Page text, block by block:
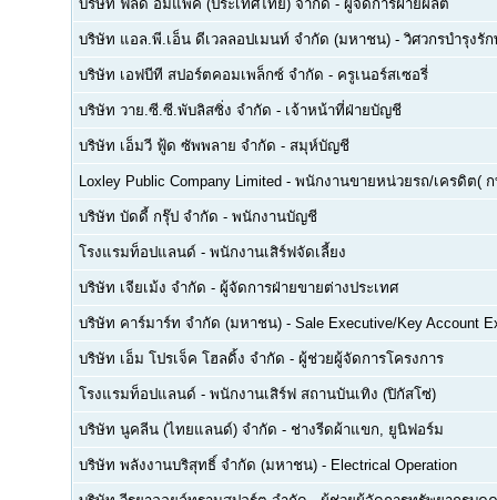
บริษัท ฟิลด์ อิมแพ็ค (ประเทศไทย) จำกัด - ผู้จัดการฝ่ายผลิต
บริษัท แอล.พี.เอ็น ดีเวลลอปเมนท์ จำกัด (มหาชน) - วิศวกรบำรุงรั
บริษัท เอฟบีที สปอร์ตคอมเพล็กซ์ จำกัด - ครูเนอร์สเซอรี่
บริษัท วาย.ซี.ซี.พับลิสซิ่ง จำกัด - เจ้าหน้าที่ฝ่ายบัญชี
บริษัท เอ็มวี ฟู้ด ซัพพลาย จำกัด - สมุห์บัญชี
Loxley Public Company Limited - พนักงานขายหน่วยรถ/เครดิต(
บริษัท บัดดี้ กรุ๊ป จำกัด - พนักงานบัญชี
โรงแรมท็อปแลนด์ - พนักงานเสิร์ฟจัดเลี้ยง
บริษัท เจียเม้ง จำกัด - ผู้จัดการฝ่ายขายต่างประเทศ
บริษัท คาร์มาร์ท จำกัด (มหาชน) - Sale Executive/Key Account
บริษัท เอ็ม โปรเจ็ค โฮลดิ้ง จำกัด - ผู้ช่วยผู้จัดการโครงการ
โรงแรมท็อปแลนด์ - พนักงานเสิร์ฟ สถานบันเทิง (ปิกัสโซ่)
บริษัท นูคลีน (ไทยแลนด์) จำกัด - ช่างรีดผ้าแขก, ยูนิฟอร์ม
บริษัท พลังงานบริสุทธิ์ จำกัด (มหาชน) - Electrical Operation